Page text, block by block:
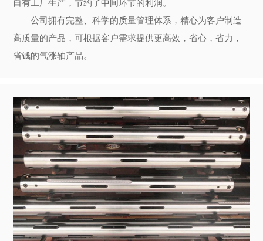
自有工厂生产，节约了中间环节的利润。
公司拥有完整、科学的质量管理体系，精心为客户制造
高质量的产品，可根据客户需求提供更高效，省心，省力，
省钱的气涨轴产品。